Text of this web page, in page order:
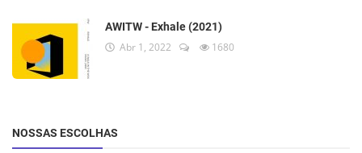
AWITW - Exhale (2021)
Abr 1, 2022 1680
NOSSAS ESCOLHAS